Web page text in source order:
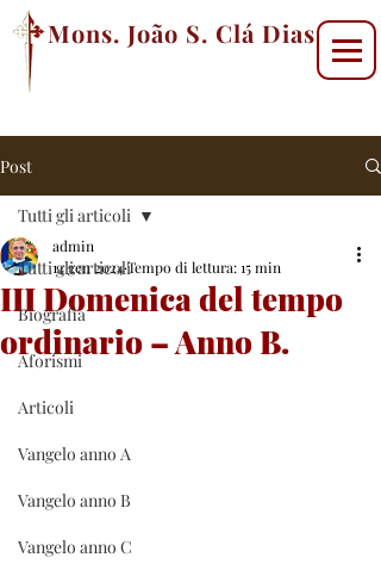
Mons. João S. Clá Dias
Post
Tutti gli articoli
Biografia
Aforismi
Articoli
Vangelo anno A
Vangelo anno B
Vangelo anno C
Tutti gli articoli
III Domenica del tempo
ordinario – Anno B.
admin
14 gen 2024Tempo di lettura: 15 min